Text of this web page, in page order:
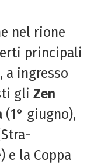
nel rione
principali
a ingresso
gli Zen
(1° giugno),
e la Coppa